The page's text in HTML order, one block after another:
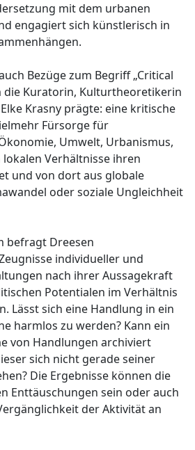
mit dem urbanen
engagiert sich künstlerisch in
Bezüge zum Begriff „Critical
die Kuratorin, Kulturtheoretikerin
Krasny prägte: eine kritische
Fürsorge für
Umwelt, Urbanismus,
Verhältnisse ihren
und von dort aus globale
oder soziale Ungleichheit
befragt Dreesen
individueller und
nach ihrer Aussagekraft
Potentialen im Verhältnis
Lässt sich eine Handlung in ein
harmlos zu werden? Kann ein
von Handlungen archiviert
sich nicht gerade seiner
Die Ergebnisse können die
Enttäuschungen sein oder auch
der Aktivität an